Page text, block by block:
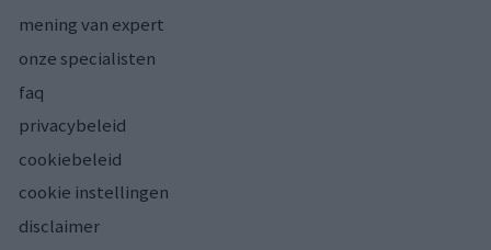
mening van expert
onze specialisten
faq
privacybeleid
cookiebeleid
cookie instellingen
disclaimer